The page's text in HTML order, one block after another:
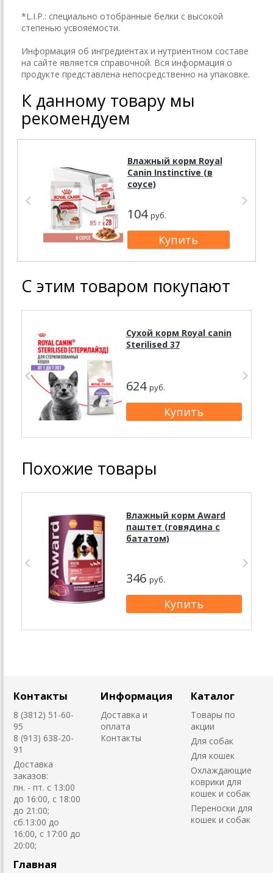
*L.I.P.: специально отобранные белки с высокой
степенью усвояемости.
Информация об ингредиентах и нутриентном составе
на сайте является справочной. Вся информация о
продукте представлена непосредственно на упаковке.
К данному товару мы
рекомендуем
Влажный корм Royal
Canin Instinctive (в
соусе)
104 руб.
С этим товаром покупают
Сухой корм Royal canin
Sterilised 37
624 руб.
Похожие товары
Влажный корм Award
паштет (говядина с
бататом)
346 руб.
Контакты
8 (3812) 51-60-
95
8 (913) 638-20-
91
Доставка
заказов:
пн. - пт. с 13:00
до 16:00, с 18:00
до 21:00;
сб.13:00 до
16:00, с 17:00 до
20:00;
Информация
Доставка и
оплата
Контакты
Каталог
Товары по
акции
Для собак
Для кошек
Охлаждающие
коврики для
кошек и собак
Переноски для
кошек и собак
Главная